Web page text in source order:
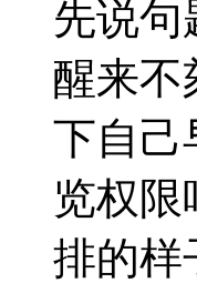
先说句
醒来不
下自己
览权
排的样